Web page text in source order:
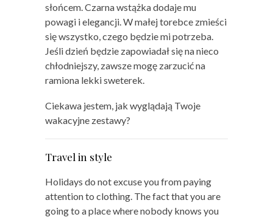
słońcem. Czarna wstążka dodaje mu
powagi i elegancji. W małej torebce zmieści
się wszystko, czego będzie mi potrzeba.
Jeśli dzień będzie zapowiadał się na nieco
chłodniejszy, zawsze mogę zarzucić na
ramiona lekki sweterek.
Ciekawa jestem, jak wyglądają Twoje
wakacyjne zestawy?
Travel in style
Holidays do not excuse you from paying
attention to clothing. The fact that you are
going to a place where nobody knows you